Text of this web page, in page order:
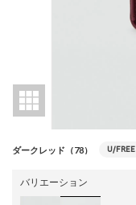
ダークレッド（78） U/FREE
バリエーション